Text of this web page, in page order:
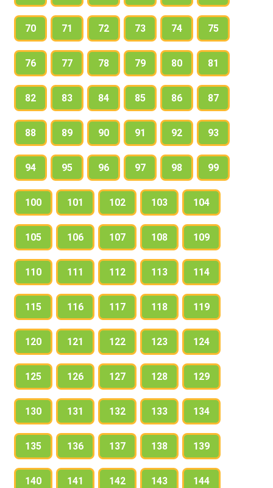
70 71 72 73 74 75
76 77 78 79 80 81
82 83 84 85 86 87
88 89 90 91 92 93
94 95 96 97 98 99
100 101 102 103 104
105 106 107 108 109
110 111 112 113 114
115 116 117 118 119
120 121 122 123 124
125 126 127 128 129
130 131 132 133 134
135 136 137 138 139
140 141 142 143 144